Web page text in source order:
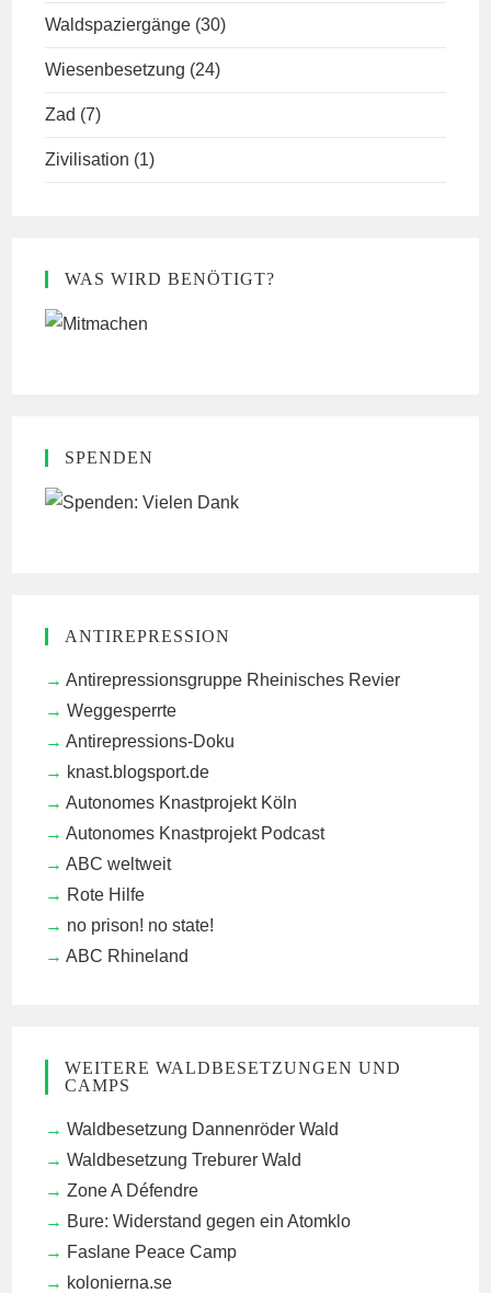
Waldspaziergänge (30)
Wiesenbesetzung (24)
Zad (7)
Zivilisation (1)
WAS WIRD BENÖTIGT?
SPENDEN
ANTIREPRESSION
Antirepressionsgruppe Rheinisches Revier
Weggesperrte
Antirepressions-Doku
knast.blogsport.de
Autonomes Knastprojekt Köln
Autonomes Knastprojekt Podcast
ABC weltweit
Rote Hilfe
no prison! no state!
ABC Rhineland
WEITERE WALDBESETZUNGEN UND
CAMPS
Waldbesetzung Dannenröder Wald
Waldbesetzung Treburer Wald
Zone A Défendre
Bure: Widerstand gegen ein Atomklo
Faslane Peace Camp
kolonierna.se